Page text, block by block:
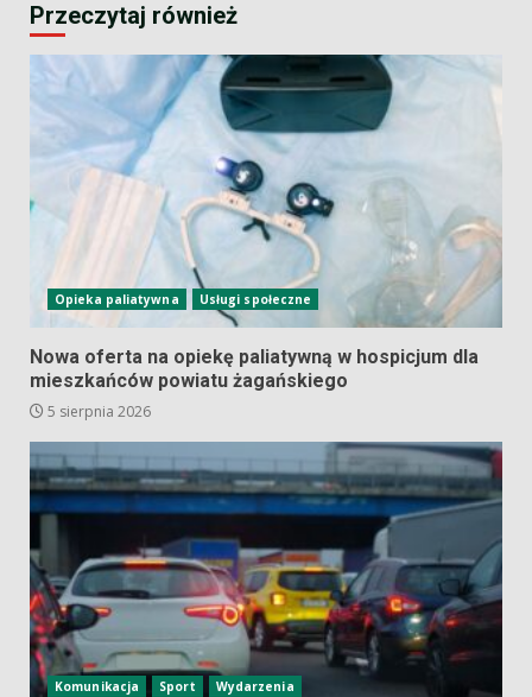
Przeczytaj również
Opieka paliatywna Usługi społeczne
Nowa oferta na opiekę paliatywną w hospicjum dla
mieszkańców powiatu żagańskiego
5 sierpnia 2026
Komunikacja Sport Wydarzenia